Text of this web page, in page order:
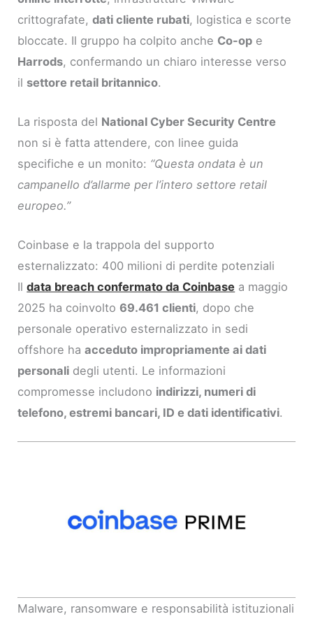
crittografate,dati cliente rubati, logistica e scorte
bloccate. Il gruppo ha colpito anche Co-op e
Harrods, confermando un chiaro interesse verso
il settore retail britannico.
La risposta del National Cyber Security Centre
non si è fatta attendere, con linee guida
specifiche e un monito: “Questa ondata è un
campanello d’allarme per l’intero settore retail
europeo.”
Coinbase e la trappola del supporto
esternalizzato: 400 milioni di perdite potenziali
Ildata breach confermato da Coinbase a maggio
2025 ha coinvolto69.461 clienti, dopo che
personale operativo esternalizzato in sedi
offshore haacceduto impropriamente ai dati
personali degli utenti. Le informazioni
compromesse includono indirizzi, numeri di
telefono, estremi bancari, ID e dati identificativi.
Malware, ransomware e responsabilità istituzionali